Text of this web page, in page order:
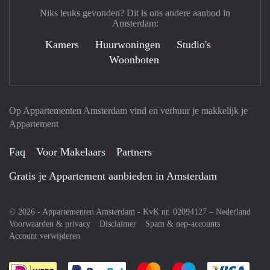
Op Appartementen Amsterdam vind en verhuur je makkelijk je
Appartement
Faq Voor Makelaars
Partners
Gratis je Appartement aanbieden in Amsterdam
© 2026 - Appartementen Amsterdam - KvK nr. 02094127 – Nederland
Voorwaarden & privacy
Disclaimer
Spam & nep-accounts
Account verwijderen
Niks leuks gevonden? Dit is ons andere aanbod in
Amsterdam:
Kamers Huurwoningen
Studio's
Woonboten